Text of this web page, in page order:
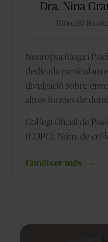
Dra. Nina
Direcció
Neuropsicòloga i
dedicada
divulgació sobre
altres formes de
Col·legi Oficial de
(COPC). Núm. de
Conèixer més →